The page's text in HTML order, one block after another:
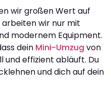
wir großen Wert auf
arbeiten wir nur mit
modernem Equipment.
dein Mini-Umzug von
und effizient abläuft. Du
und dich auf dein